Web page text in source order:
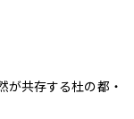
が共存する杜の都・